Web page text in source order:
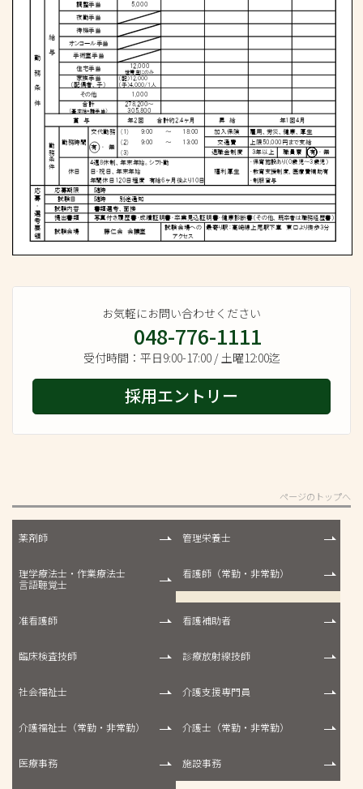
お気軽にお問い合わせください
048-776-1111
受付時間：平日9:00-17:00 / 土曜12:00迄
採用エントリー
ページのトップへ
薬剤師 管理栄養士
理学療法士・作業療法士
言語聴覚士
看護師（常勤・非常勤）
准看護師 看護補助者
臨床検査技師 診療放射線技師
社会福祉士 介護支援専門員
介護福祉士（常勤・非常勤） 介護士（常勤・非常勤）
医療事務 施設事務